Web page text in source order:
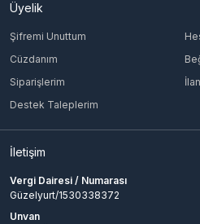
Üyelik
Şifremi Unuttum
Cüzdanım
Siparişlerim
Destek Taleplerim
İletişim
Vergi Dairesi / Numarası
Güzelyurt/1530338372
Unvan